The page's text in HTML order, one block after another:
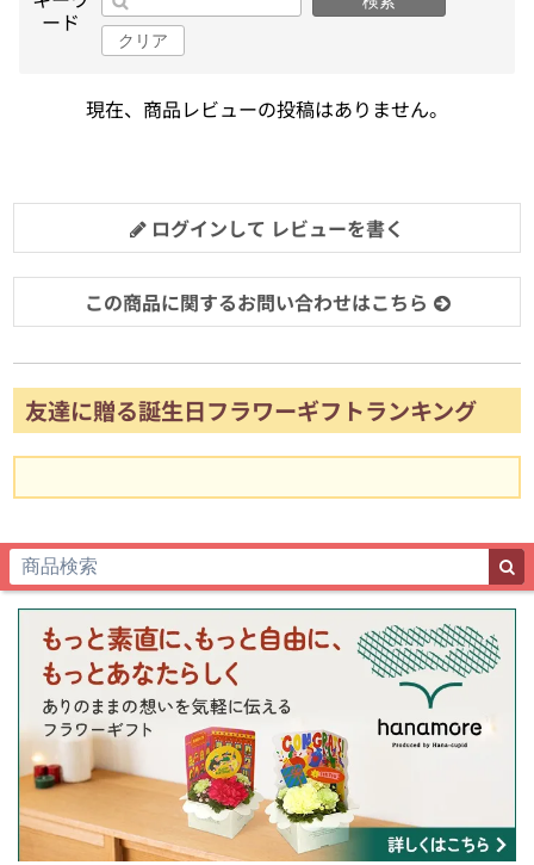
ード
クリア
現在、商品レビューの投稿はありません。
ログインして レビューを書く
この商品に関するお問い合わせはこちら
友達に贈る誕生日フラワーギフトランキング